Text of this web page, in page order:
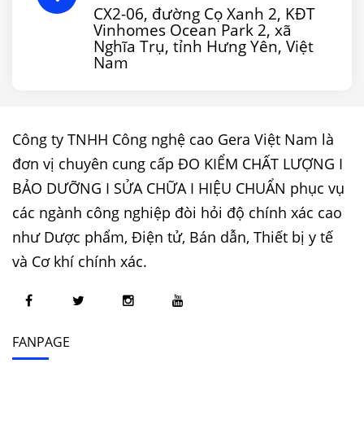
CX2-06, đường Cọ Xanh 2, KĐT
Vinhomes Ocean Park 2, xã
Nghĩa Trụ, tỉnh Hưng Yên, Việt
Nam
Công ty TNHH Công nghệ cao Gera Việt Nam là
đơn vị chuyên cung cấp ĐO KIỂM CHẤT LƯỢNG I
BẢO DƯỠNG I SỬA CHỮA I HIỆU CHUẨN phục vụ
các ngành công nghiệp đòi hỏi độ chính xác cao
như Dược phẩm, Điện tử, Bán dẫn, Thiết bị y tế
và Cơ khí chính xác.
FANPAGE